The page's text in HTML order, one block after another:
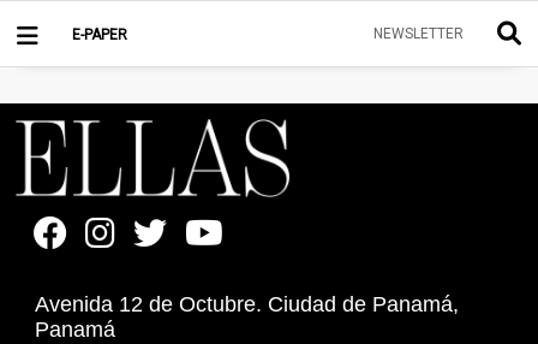
E-PAPER NEWSLETTER
Avenida 12 de Octubre. Ciudad de Panamá,
Panamá